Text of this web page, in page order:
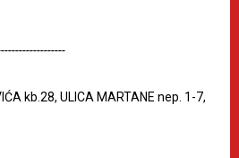
kb.28, ULICA MARTANE nep. 1-7,